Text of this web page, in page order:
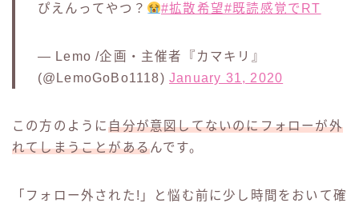
ぴえんってやつ？ #拡散希望#既読感覚でRT
— Lemo /企画・主催者『カマキリ』
(@LemoGoBo1118) January 31, 2020
この方のように自分が意図してないのにフォローが外
れてしまうことがあるんです。
「フォロー外された!」と悩む前に少し時間をおいて確